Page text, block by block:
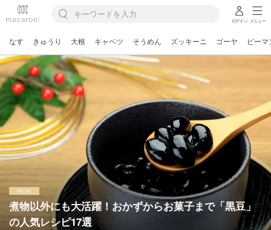
ログイン メニュー
なす きゅうり 大根 キャベツ そうめん ズッキーニ ゴーヤ ピーマ
煮物以外にも大活躍！おかずからお菓子まで「黒豆」
の人気レシピ17選